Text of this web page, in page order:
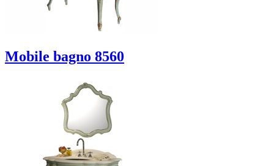
Mobile bagno 8560